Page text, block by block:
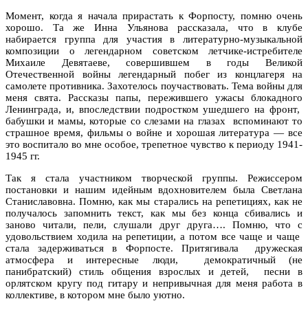
Момент, когда я начала прирастать к Форпосту, помню очень
хорошо. Та же Инна Ульянова рассказала, что в клубе
набирается группа для участия в литературно-музыкальной
композиции о легендарном советском летчике-истребителе
Михаиле Девятаеве, совершившем в годы Великой
Отечественной войны легендарный побег из концлагеря на
самолете противника. Захотелось поучаствовать. Тема войны для
меня свята. Рассказы папы, пережившего ужасы блокадного
Ленинграда, и, впоследствии подростком ушедшего на фронт,
бабушки и мамы, которые со слезами на глазах
вспоминают то
страшное время, фильмы о войне и хорошая литература — все
это воспитало во мне особое, трепетное чувство к периоду 1941-
1945 гг.
Так я стала участником творческой группы. Режиссером
постановки и нашим идейным вдохновителем была Светлана
Станиславовна. Помню, как мы старались на репетициях, как не
получалось запомнить текст, как мы без конца сбивались и
заново читали, пели, слушали друг друга…. Помню, что с
удовольствием ходила на репетиции, а потом все чаще и чаще
стала задерживаться в Форпосте. Притягивала
дружеская
атмосфера и интересные люди,
демократичный (не
панибратский) стиль общения взрослых и детей,
песни в
орлятском кругу под гитару и непривычная для меня работа в
коллективе, в котором мне было уютно.